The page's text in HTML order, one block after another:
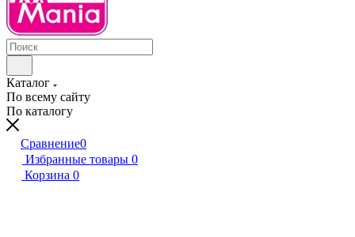
Каталог
По всему сайту
По каталогу
Сравнение0
Избранные товары 0
Корзина 0